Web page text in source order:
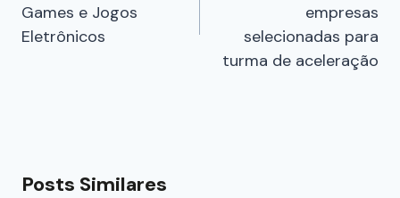
Games e Jogos
Eletrônicos
empresas
selecionadas para
turma de aceleração
Posts Similares